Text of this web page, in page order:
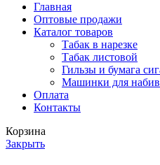
Главная
Оптовые продажи
Каталог товаров
Табак в нарезке
Табак листовой
Гильзы и бумага
Машинки для
Оплата
Контакты
Корзина
Закрыть